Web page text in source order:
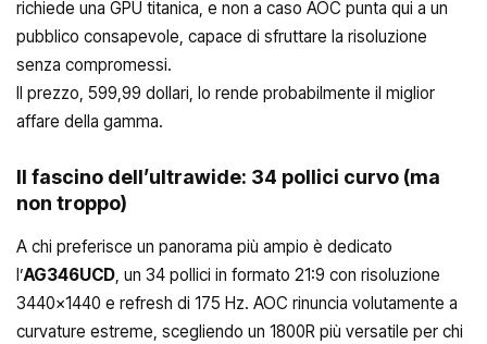
richiede una GPU titanica, e non a caso AOC punta qui a un
pubblico consapevole, capace di sfruttare la risoluzione
senza compromessi.
Il prezzo, 599,99 dollari, lo rende probabilmente il miglior
affare della gamma.
Il fascino dell’ultrawide: 34 pollici curvo (ma
non troppo)
A chi preferisce un panorama più ampio è dedicato
l’AG346UCD, un 34 pollici in formato 21:9 con risoluzione
3440×1440 e refresh di 175 Hz. AOC rinuncia volutamente a
curvature estreme, scegliendo un 1800R più versatile per chi